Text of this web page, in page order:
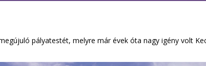
pályatestét, melyre már évek óta nagy igény volt